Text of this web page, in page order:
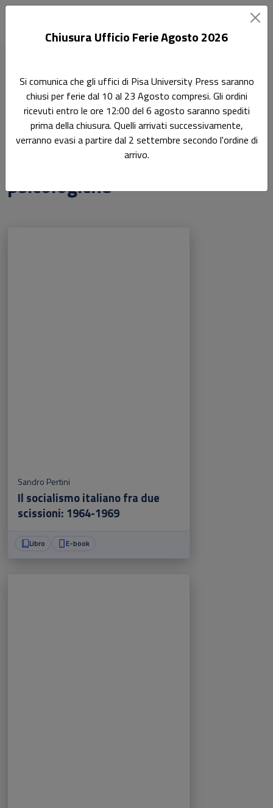
Scienze storiche, filosofiche, pedagogiche e psicologiche
Pagina 4
RicercaScienze storiche,
filosofiche, pedagogiche e
psicologiche
Sandro Pertini
Il socialismo italiano fra due
scissioni: 1964-1969
Libro E-book
Chiusura Ufficio Ferie Agosto 2026
Si comunica che gli uffici di Pisa University Press saranno
chiusi per ferie dal 10 al 23 Agosto compresi. Gli ordini
ricevuti entro le ore 12:00 del 6 agosto saranno spediti
prima della chiusura. Quelli arrivati successivamente,
verranno evasi a partire dal 2 settembre secondo l'ordine di
arrivo.